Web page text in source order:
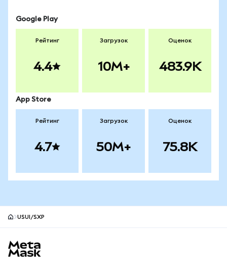
Google Play
Рейтинг
4.4
Загрузок
10M+
Оценок
483.9K
App Store
Рейтинг
4.7
Загрузок
50M+
Оценок
75.8K
USUI/SXP